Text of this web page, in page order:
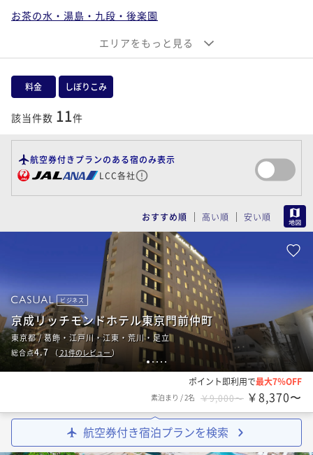
お茶の水・湯島・九段・後楽園
六本木・麻布・赤坂・青山
お台場・汐留・新橋・品川
新宿・中野・杉並・吉祥寺
渋谷・目黒・世田谷・二子玉川
西東京（八王子・立川・町田・府中・調布）
伊豆七島・大島・小笠原
エリアをもっと見る
料金 しぼりこみ
該当件数 11件
航空券付きプランのある宿のみ表示
LCC各社
おすすめ順 高い順 安い順
1 23 4 5
ビジネス
京成リッチモンドホテル東京門前仲町
東京都 / 葛飾・江戸川・江東・荒川・足立
総合点4.7 （ 21件のレビュー）
ポイント即利用で最大7％OFF
素泊まり /2名 ￥9,000〜 ￥8,370〜
航空券付き宿泊プランを検索